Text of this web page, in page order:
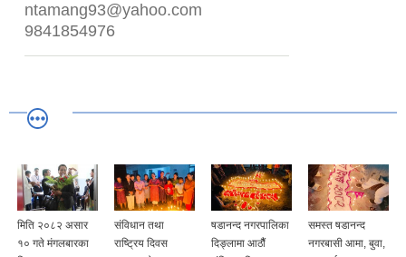
ntamang93@yahoo.com
9841854976
मिति २०८२ असार
१० गते मंगलबारका
संविधान तथा
राष्ट्रिय दिवस
षडानन्द नगरपालिका
दिङ्लामा आठौैं
समस्त षडानन्द
नगरबासी आमा, बुवा,